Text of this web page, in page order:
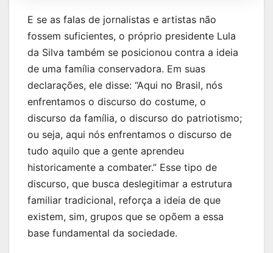
E se as falas de jornalistas e artistas não
fossem suficientes, o próprio presidente Lula
da Silva também se posicionou contra a ideia
de uma família conservadora. Em suas
declarações, ele disse: “Aqui no Brasil, nós
enfrentamos o discurso do costume, o
discurso da família, o discurso do patriotismo;
ou seja, aqui nós enfrentamos o discurso de
tudo aquilo que a gente aprendeu
historicamente a combater.” Esse tipo de
discurso, que busca deslegitimar a estrutura
familiar tradicional, reforça a ideia de que
existem, sim, grupos que se opõem a essa
base fundamental da sociedade.